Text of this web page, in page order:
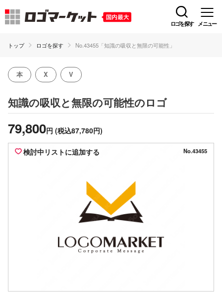
ロゴを探す メニュー
トップ ロゴを探す No.43455「知識の吸収と無限の可能性」
本 X V
知識の吸収と無限の可能性のロゴ
79,800円 (税込87,780円)
検討中リストに追加する No.43455